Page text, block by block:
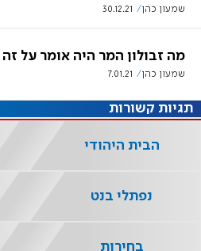
שמעון כהן 30.12.21
מה זבולון המר היה אומר על זה
שמעון כהן 7.01.21
תגיות קשורות
הבית היהודי
נפתלי בנט
בחירות